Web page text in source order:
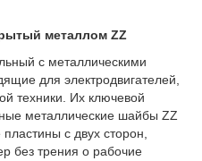
металлом ZZ
с металлическими
для электродвигателей,
техники. Их ключевой
металлические шайбы ZZ
с двух сторон,
без трения о рабочие